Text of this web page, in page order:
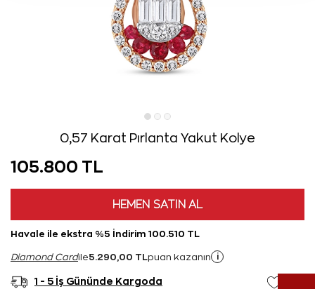
0,57 Karat Pırlanta Yakut Kolye
105.800 TL
HEMEN SATIN AL
Havale ile ekstra %5 İndirim 100.510 TL
Diamond Cardile5.290,00 TL puan kazanın i
1 - 5 İş Gününde Kargoda